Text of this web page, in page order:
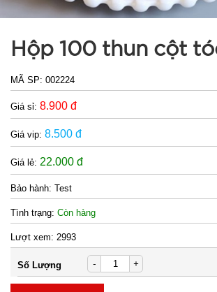
Hộp 100 thun cột
MÃ SP: 002224
Giá sỉ: 8.900 đ
Giá vip: 8.500 đ
Giá lẻ: 22.000 đ
Bảo hành: Test
Tình trạng: Còn hàng
Lượt xem: 2993
Số Lượng - +